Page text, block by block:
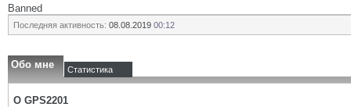
Banned
Последняя активность: 08.08.2019 00:12
Обо мне Статистика
О GPS2201